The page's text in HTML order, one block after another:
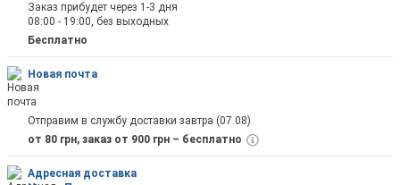
Заказ прибудет через 1-3 дня
08:00 - 19:00, без выходных
Бесплатно
Новая почта
Отправим в службу доставки завтра (07.08)
от 80 грн, заказ от 900 грн – бесплатно
Адресная доставка